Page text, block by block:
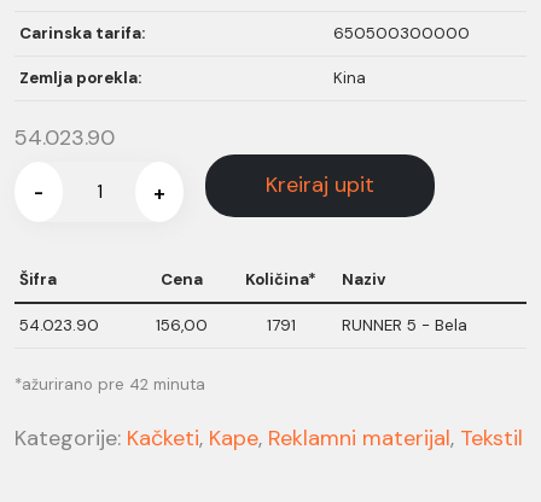
Carinska tarifa: 650500300000
Zemlja porekla: Kina
54.023.90
- + Kreiraj upit
Šifra Cena Količina* Naziv
54.023.90 156,00 1791 RUNNER 5 - Bela
*ažurirano pre 42 minuta
Kategorije: Kačketi, Kape, Reklamni materijal, Tekstil